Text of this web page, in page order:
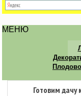
МЕНЮ
Готовим дачу